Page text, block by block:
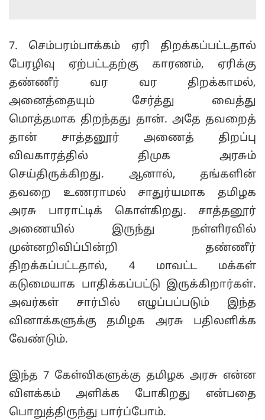
7. செம்பரம்பாக்கம் ஏரி திறக்கப்பட்டதால்
பேரழிவு ஏற்பட்டதற்கு காரணம், ஏரிக்கு
தண்ணீர் வர வர திறக்காமல்,
அனைத்தையும் சேர்த்து வைத்து
மொத்தமாக திறந்தது தான். அதே தவறைத்
தான் சாத்தனூர் அணைத் திறப்பு
விவகாரத்தில் திமுக அரசும்
செய்திருக்கிறது. ஆனால், தங்களின்
தவறை உணராமல் சாதுர்யமாக தமிழக
அரசு பாராட்டிக் கொள்கிறது. சாத்தனூர்
அணையில் இருந்து நள்ளிரவில்
முன்னறிவிப்பின்றி தண்ணீர்
திறக்கப்பட்டதால், 4 மாவட்ட மக்கள்
கடுமையாக பாதிக்கப்பட்டு இருக்கிறார்கள்.
அவர்கள் சார்பில் எழுப்பப்படும் இந்த
வினாக்களுக்கு தமிழக அரசு பதிலளிக்க
வேண்டும்.
இந்த 7 கேள்விகளுக்கு தமிழக அரசு என்ன
விளக்கம் அளிக்க போகிறது என்பதை
பொறுத்திருந்து பார்ப்போம்.